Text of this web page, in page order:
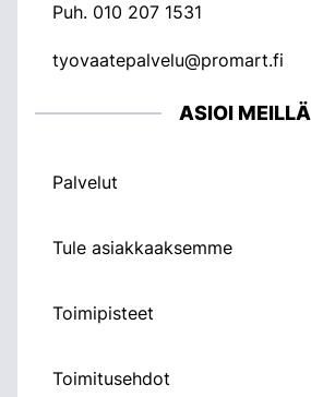
Puh. 010 207 1531
tyovaatepalvelu@promart.fi
ASIOI MEILLÄ
Palvelut
Tule asiakkaaksemme
Toimipisteet
Toimitusehdot